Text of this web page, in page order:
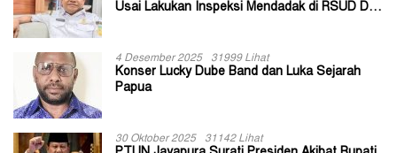
Usai Lakukan Inspeksi Mendadak di RSUD Dok
4 Desember 2025 31999 Lihat
Konser Lucky Dube Band dan Luka Sejarah
Papua
30 Oktober 2025 31142 Lihat